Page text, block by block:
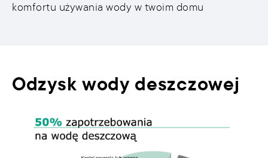
komfortu używania wody w twoim domu
Odzysk wody deszczowej